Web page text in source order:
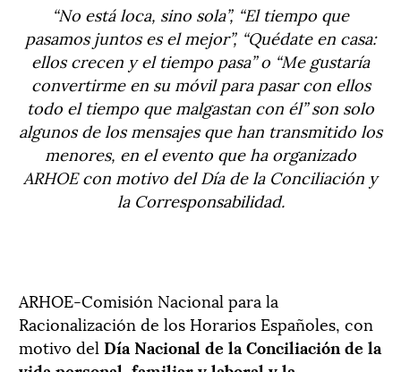
“No está loca, sino sola”, “El tiempo que
pasamos juntos es el mejor”, “Quédate en casa:
ellos crecen y el tiempo pasa” o “Me gustaría
convertirme en su móvil para pasar con ellos
todo el tiempo que malgastan con él” son solo
algunos de los mensajes que han transmitido los
menores, en el evento que ha organizado
ARHOE con motivo del Día de la Conciliación y
la Corresponsabilidad.
ARHOE-Comisión Nacional para la
Racionalización de los Horarios Españoles, con
motivo del Día Nacional de la Conciliación de la